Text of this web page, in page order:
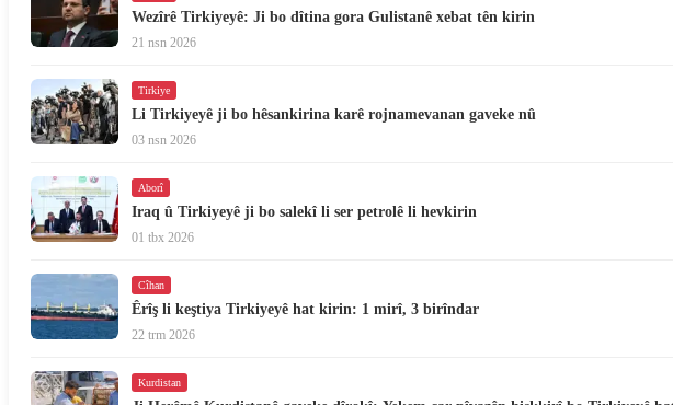
Wezîrê Tirkiyeyê: Ji bo dîtina gora Gulistanê xebat tên kirin
21 nsn 2026
Tirkiye
Li Tirkiyeyê ji bo hêsankirina karê rojnamevanan gaveke nû
03 nsn 2026
Aborî
Iraq û Tirkiyeyê ji bo salekî li ser petrolê li hevkirin
01 tbx 2026
Cîhan
Êrîş li keştiya Tirkiyeyê hat kirin: 1 mirî, 3 birîndar
22 trm 2026
Kurdistan